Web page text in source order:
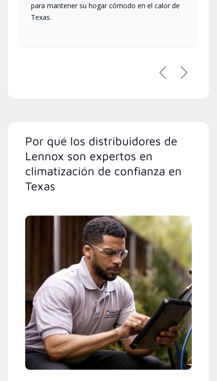
para mantener su hogar cómodo en el calor de
Texas.
PreviousNext
Por qué los distribuidores de
Lennox son expertos en
climatización de confianza en
Texas